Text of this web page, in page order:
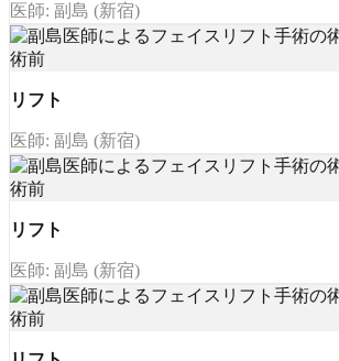
医師: 副島 (新宿)
リフト
医師: 副島 (新宿)
リフト
医師: 副島 (新宿)